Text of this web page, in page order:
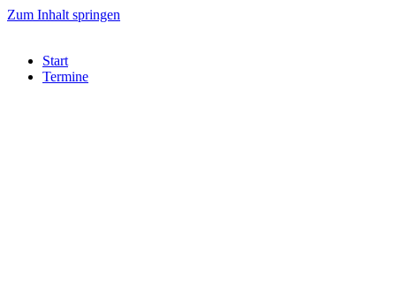
Zum Inhalt springen
Start
Termine